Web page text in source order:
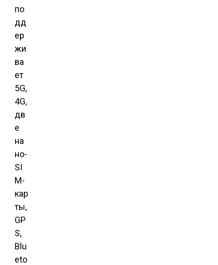
по
дд
ер
жи
ва
ет
5G,
4G,
дв
е
на
но-
SI
M-
кар
ты,
GP
S,
Blu
eto